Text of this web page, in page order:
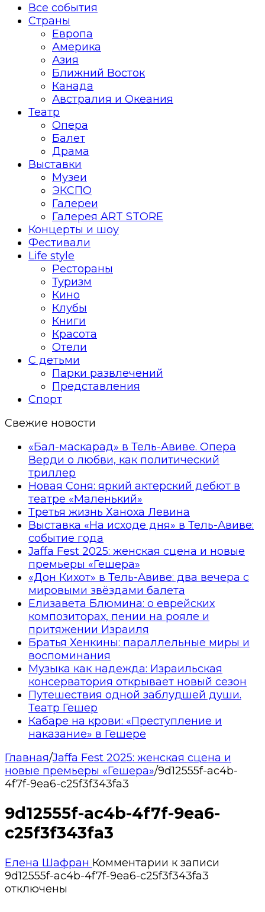
Все события
Страны
Европа
Америка
Азия
Ближний Восток
Канада
Австралия и Океания
Театр
Опера
Балет
Драма
Выставки
Музеи
ЭКСПО
Галереи
Галерея ART STORE
Концерты и шоу
Фестивали
Life style
Рестораны
Туризм
Кино
Клубы
Книги
Красота
Отели
С детьми
Парки развлечений
Представления
Спорт
Свежие новости
«Бал-маскарад» в Тель-Авиве. Опера
Верди о любви, как политический
триллер
Новая Соня: яркий актерский дебют в
театре «Маленький»
Третья жизнь Ханоха Левина
Выставка «На исходе дня» в Тель-Авиве:
событие года
Jaffa Fest 2025: женская сцена и новые
премьеры «Гешера»
«Дон Кихот» в Тель-Авиве: два вечера с
мировыми звёздами балета
Елизавета Блюмина: о еврейских
композиторах, пении на рояле и
притяжении Израиля
Братья Хенкины: параллельные миры и
воспоминания
Музыка как надежда: Израильская
консерватория открывает новый сезон
Путешествия одной заблудшей души.
Театр Гешер
Кабаре на крови: «Преступление и
наказание» в Гешере
Главная/Jaffa Fest 2025: женская сцена и
новые премьеры «Гешера»/9d12555f-ac4b-
4f7f-9ea6-c25f3f343fa3
9d12555f-ac4b-4f7f-9ea6-
c25f3f343fa3
Елена Шафран Комментарии к записи
9d12555f-ac4b-4f7f-9ea6-c25f3f343fa3
отключены